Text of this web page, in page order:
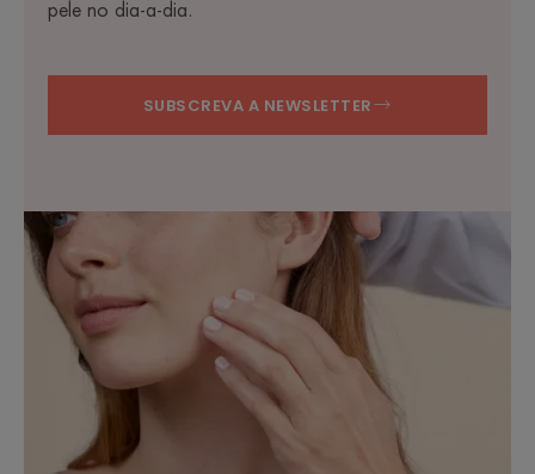
pele no dia-a-dia.
SUBSCREVA A NEWSLETTER